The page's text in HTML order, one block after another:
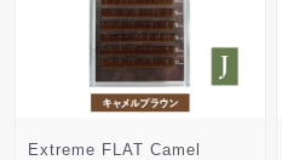
Extreme FLAT Camel